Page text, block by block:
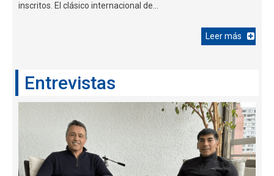
inscritos. El clásico internacional de...
Leer más
Entrevistas